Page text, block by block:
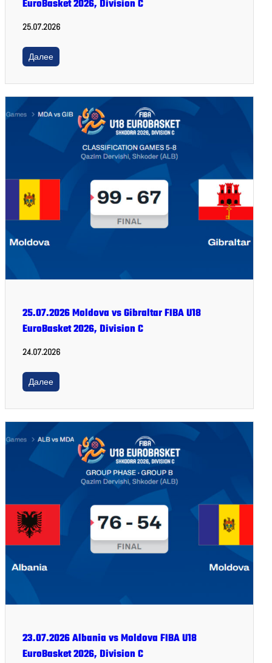
EuroBasket 2026, Division C
25.07.2026
Далее
25.07.2026 Moldova vs Gibraltar FIBA U18
EuroBasket 2026, Division C
24.07.2026
Далее
23.07.2026 Albania vs Moldova FIBA U18
EuroBasket 2026, Division C